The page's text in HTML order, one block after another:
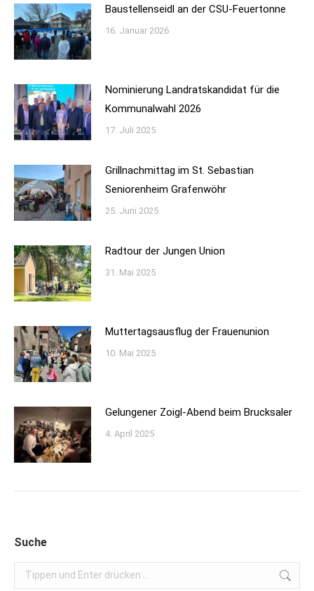
Baustellenseidl an der CSU-Feuertonne
16. Januar 2026
Nominierung Landratskandidat für die
Kommunalwahl 2026
17. Juli 2025
Grillnachmittag im St. Sebastian
Seniorenheim Grafenwöhr
25. Juni 2025
Radtour der Jungen Union
31. Mai 2025
Muttertagsausflug der Frauenunion
10. Mai 2025
Gelungener Zoigl-Abend beim Brucksaler
4. April 2025
Suche
Search: